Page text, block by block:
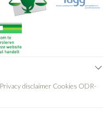
Privacy disclaimer Cookies ODR-